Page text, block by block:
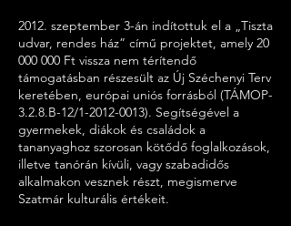
2012. szeptember 3-án indítottuk el a „Tiszta
udvar, rendes ház” című projektet, amely 20
000 000 Ft vissza nem térítendő
támogatásban részesült az Új Széchenyi Terv
keretében, európai uniós forrásból (TÁMOP-
3.2.8.B-12/1-2012-0013). Segítségével a
gyermekek, diákok és családok a
tananyaghoz szorosan kötődő foglalkozások,
illetve tanórán kívüli, vagy szabadidős
alkalmakon vesznek részt, megismerve
Szatmár kulturális értékeit.